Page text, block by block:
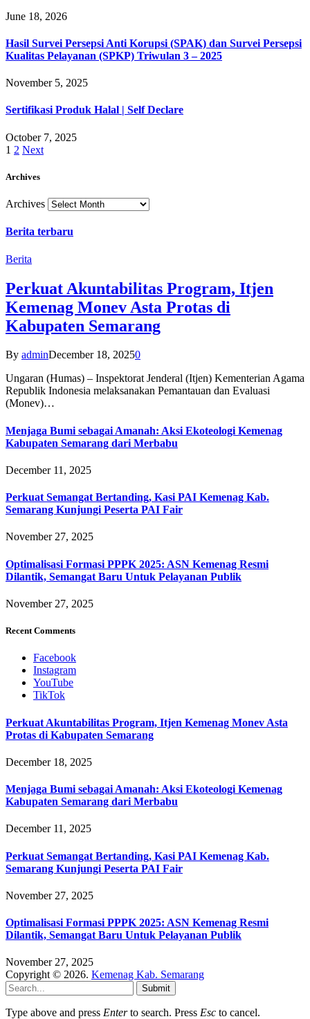
June 18, 2026
Hasil Survei Persepsi Anti Korupsi (SPAK) dan Survei Persepsi
Kualitas Pelayanan (SPKP) Triwulan 3 – 2025
November 5, 2025
Sertifikasi Produk Halal | Self Declare
October 7, 2025
1 2 Next
Archives
Archives
Berita terbaru
Berita
Perkuat Akuntabilitas Program, Itjen
Kemenag Monev Asta Protas di
Kabupaten Semarang
By adminDecember 18, 20250
Ungaran (Humas) – Inspektorat Jenderal (Itjen) Kementerian Agama
Republik Indonesia melaksanakan Pemantauan dan Evaluasi
(Monev)…
Menjaga Bumi sebagai Amanah: Aksi Ekoteologi Kemenag
Kabupaten Semarang dari Merbabu
December 11, 2025
Perkuat Semangat Bertanding, Kasi PAI Kemenag Kab.
Semarang Kunjungi Peserta PAI Fair
November 27, 2025
Optimalisasi Formasi PPPK 2025: ASN Kemenag Resmi
Dilantik, Semangat Baru Untuk Pelayanan Publik
November 27, 2025
Recent Comments
Facebook
Instagram
YouTube
TikTok
Perkuat Akuntabilitas Program, Itjen Kemenag Monev Asta
Protas di Kabupaten Semarang
December 18, 2025
Menjaga Bumi sebagai Amanah: Aksi Ekoteologi Kemenag
Kabupaten Semarang dari Merbabu
December 11, 2025
Perkuat Semangat Bertanding, Kasi PAI Kemenag Kab.
Semarang Kunjungi Peserta PAI Fair
November 27, 2025
Optimalisasi Formasi PPPK 2025: ASN Kemenag Resmi
Dilantik, Semangat Baru Untuk Pelayanan Publik
November 27, 2025
Copyright © 2026. Kemenag Kab. Semarang
Submit
Type above and press Enterto search. Press Esc to cancel.